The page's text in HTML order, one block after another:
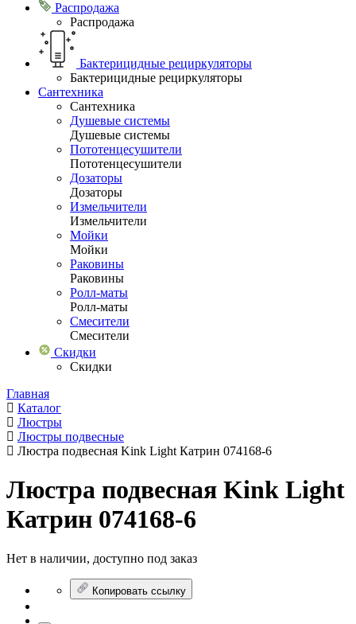
Распродажа
Распродажа
Бактерицидные рециркуляторы
Бактерицидные рециркуляторы
Сантехника
Сантехника
Душевые системы
Душевые системы
Пототенцесушители
Пототенцесушители
Дозаторы
Дозаторы
Измельчители
Измельчители
Мойки
Мойки
Раковины
Раковины
Ролл-маты
Ролл-маты
Смесители
Смесители
Скидки
Скидки
Главная
Каталог
Люстры
Люстры подвесные
Люстра подвесная Kink Light Катрин 074168-6
Люстра подвесная Kink Light
Катрин 074168-6
Нет в наличии, доступно под заказ
Копировать ссылку